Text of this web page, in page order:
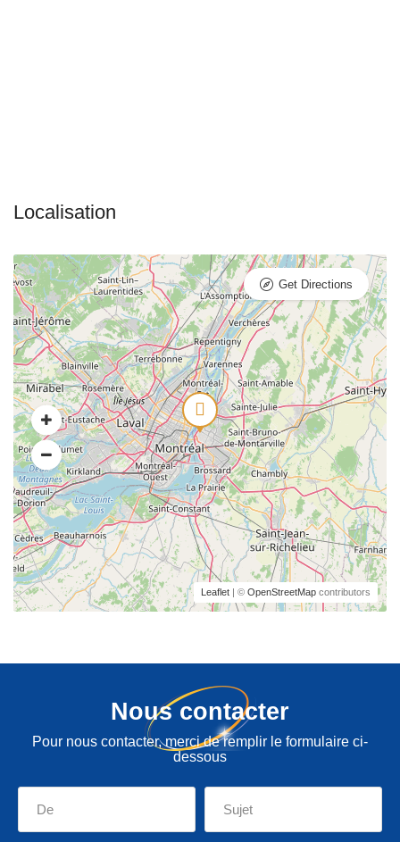
Leaflet | © OpenStreetMap contributors
Get Directions
Nous contacter
Pour nous contacter, merci de remplir le formulaire ci-
dessous